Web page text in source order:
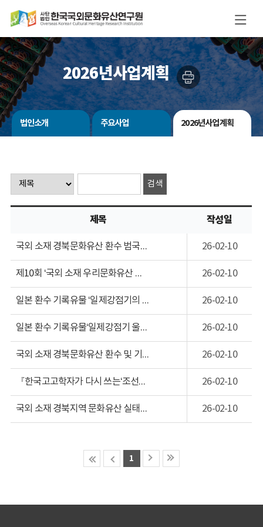
2026년사업계획
법인소개 주요사업 2026년사업계획
제목 작성일
국외 소재 경북문화유산 환수 범국민운동 홍보 및 그림공모전 26-02-10
제10회 ‘국외 소재 우리문화유산 바로알기’교육프로그램 운영 26-02-10
일본 환수 기록유물 ‘일제강점기의 울릉도 고정’도록발간 26-02-10
일본 환수 기록유물‘일제강점기 울릉도 고정 사진전(가제)’개최 26-02-10
국외 소재 경북문화유산 환수 및 기증 추진 26-02-10
『한국고고학자가 다시 쓰는‘조선고적조사보고’7』발간 26-02-10
국외 소재 경북지역 문화유산 실태조사 및 연구활동 사업 26-02-10
1